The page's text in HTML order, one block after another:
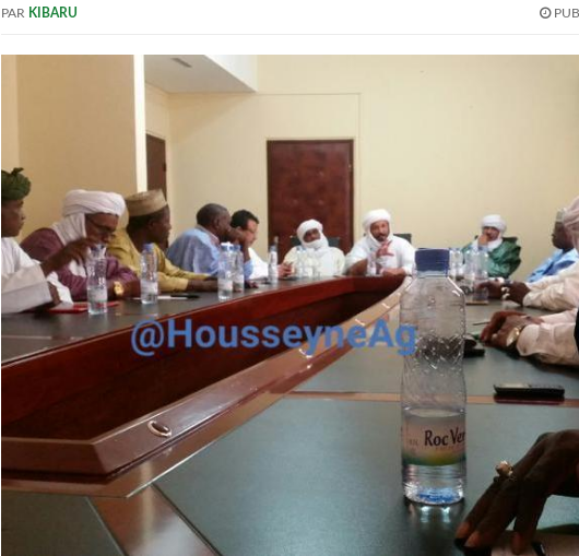
PAR KIBARU